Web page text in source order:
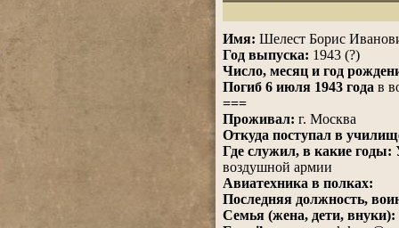
Имя: Шелест Борис
Год выпуска: 1943 (?)
Число, месяц и год
Погиб 6 июля 1943 года в
===
Проживал: г. Москва
Откуда поступал в
Где служил, в какие годы:
воздушной армии
Авиатехника в полках:
Последняя должность,
Семья (жена, дети, внуки):